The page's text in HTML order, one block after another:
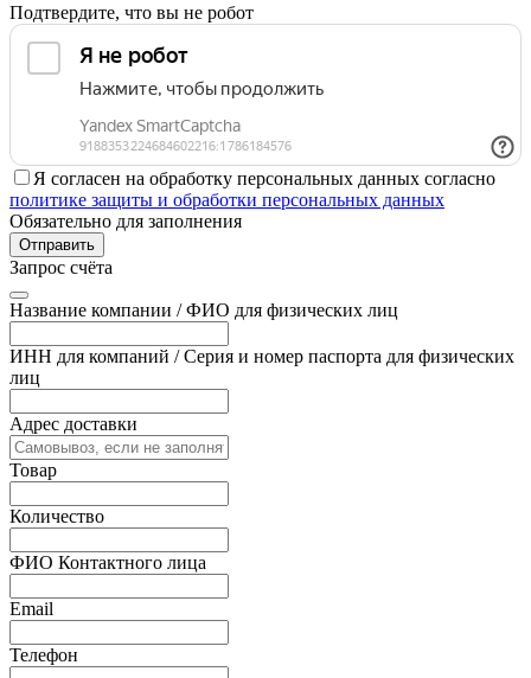
Подтвердите, что вы не робот
Я согласен на обработку персональных данных согласно
политике защиты и обработки персональных данных
Обязательно для заполнения
Отправить
Запрос счёта
Название компании / ФИО для физических лиц
ИНН для компаний / Серия и номер паспорта для физических
лиц
Адрес доставки
Товар
Количество
ФИО Контактного лица
Email
Телефон